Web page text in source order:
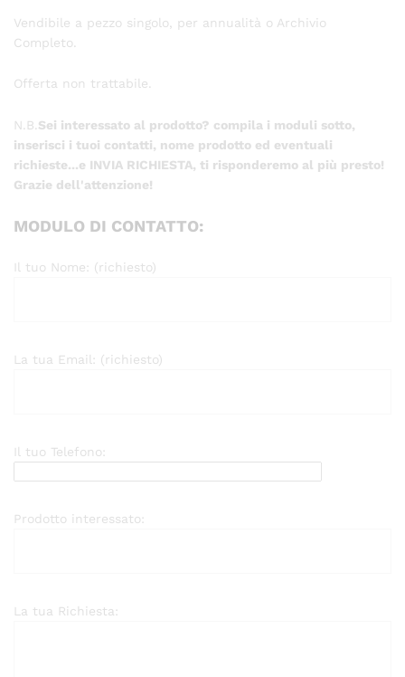
Vendibile a pezzo singolo, per annualità o Archivio
Completo.
Offerta non trattabile.
N.B. Sei interessato al prodotto? compila i moduli sotto,
inserisci i tuoi contatti, nome prodotto ed eventuali
richieste...e INVIA RICHIESTA, ti risponderemo al più presto!
Grazie dell'attenzione!
MODULO DI CONTATTO:
Il tuo Nome: (richiesto)
La tua Email: (richiesto)
Il tuo Telefono:
Prodotto interessato:
La tua Richiesta: